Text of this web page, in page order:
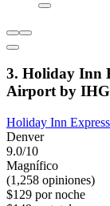
3. Holiday Inn
Airport by IHG
Holiday Inn
Denver
9.0/10
Magnífico
(1,258 opiniones)
$129 por noche